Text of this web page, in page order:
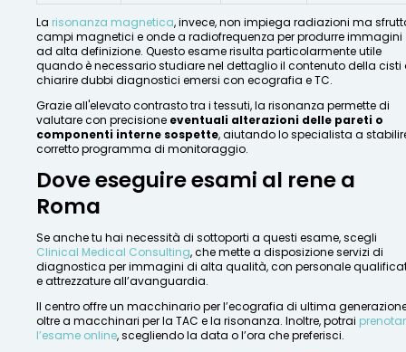
La risonanza magnetica, invece, non impiega radiazioni ma
campi magnetici e onde a radiofrequenza per produrre immagini
ad alta definizione. Questo esame risulta particolarmente utile
quando è necessario studiare nel dettaglio il contenuto della cisti
chiarire dubbi diagnostici emersi con ecografia e TC.
Grazie all'elevato contrasto tra i tessuti, la risonanza permette di
valutare con precisione eventuali alterazioni delle pareti o
componenti interne sospette, aiutando lo specialista a
corretto programma di monitoraggio.
Dove eseguire esami al rene a
Roma
Se anche tu hai necessità di sottoporti a questi esame, scegli
Clinical Medical Consulting, che mette a disposizione servizi di
diagnostica per immagini di alta qualità, con personale
e attrezzature all’avanguardia.
Il centro offre un macchinario per l’ecografia di ultima
oltre a macchinari per la TAC e la risonanza. Inoltre, potrai
l’esame online, scegliendo la data o l’ora che preferisci.